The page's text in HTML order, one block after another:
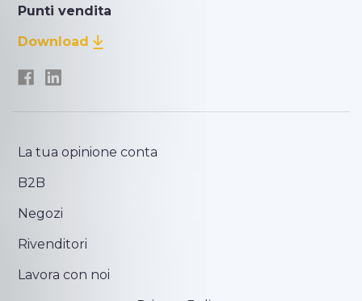
Punti vendita
Download
La tua opinione conta
B2B
Negozi
Rivenditori
Lavora con noi